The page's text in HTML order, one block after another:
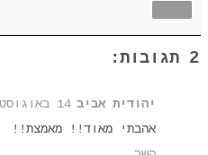
2 תגובות:
יהודית אביב 14 באוגוסט 2015 בשעה 23:04
אהבתי מאוד!! מאמצת!!